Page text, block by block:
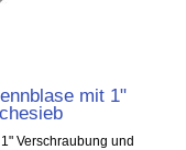
mit 1"
Verschraubung und